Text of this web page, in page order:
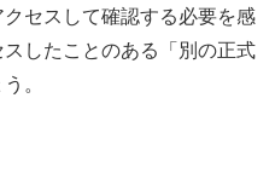
セスして確認する必要を感
したことのある「別の正式
。